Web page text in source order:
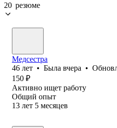
20 резюме
Медсестра
46 лет • Была вчера •
150 ₽
Активно ищет работу
Общий опыт
13 лет 5 месяцев